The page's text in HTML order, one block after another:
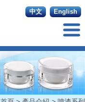
English
中文